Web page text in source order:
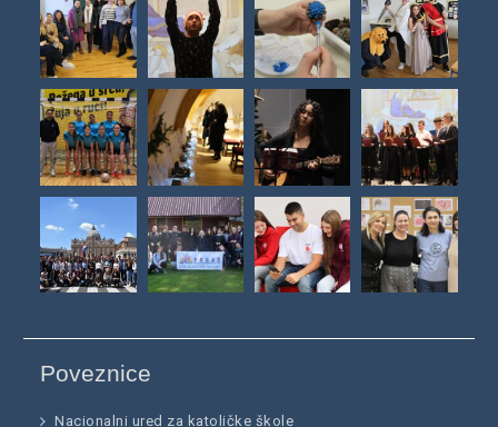
Poveznice
Nacionalni ured za katoličke škole